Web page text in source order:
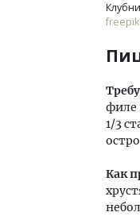
филе
1/3
Как